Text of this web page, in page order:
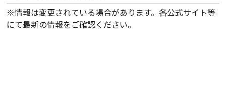
※情報は変更されている場合があります。各公式サイト等
にて最新の情報をご確認ください。